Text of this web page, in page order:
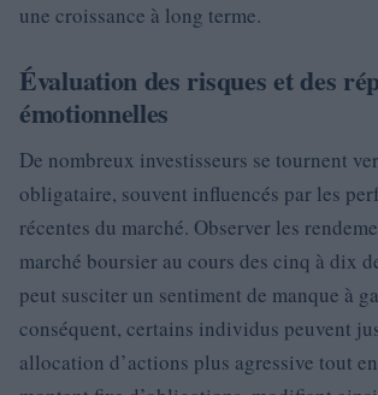
une croissance à long terme.
Évaluation des risques et des
émotionnelles
De nombreux investisseurs se tournent
obligataire, souvent influencés par les
récentes du marché. Observer les
marché boursier au cours des cinq à dix
peut susciter un sentiment de manque à
conséquent, certains individus peuvent
allocation d’actions plus agressive tout